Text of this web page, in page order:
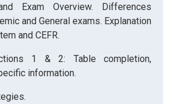
Exam Overview. Differences
and General exams. Explanation
and CEFR.
1 & 2: Table completion,
information.